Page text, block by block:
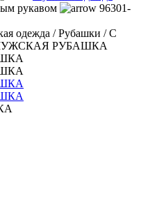
рукавом
96301-
одежда /Рубашки /С
МУЖСКАЯ РУБАШКА